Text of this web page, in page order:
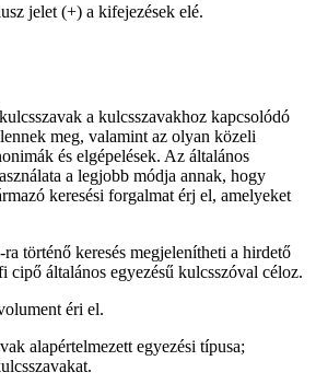
jelet (+) a kifejezések elé.
kulcsszavak a kulcsszavakhoz kapcsolódó
meg, valamint az olyan közeli
és elgépelések. Az általános
a legjobb módja annak, hogy
keresési forgalmat érj el, amelyeket
történő keresés megjelenítheti a hirdető
cipő általános egyezésű kulcsszóval céloz.
éri el.
alapértelmezett egyezési típusa;